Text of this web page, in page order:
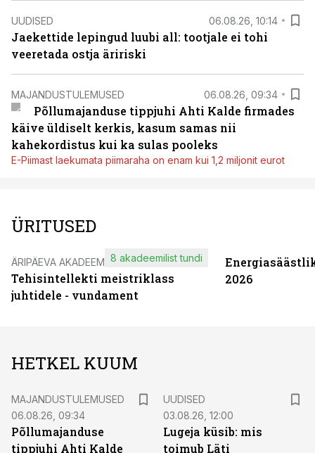
UUDISED 06.08.26, 10:14
Jaekettide lepingud luubi all: tootjale ei tohi
veeretada ostja äririski
MAJANDUSTULEMUSED 06.08.26, 09:34
Põllumajanduse tippjuhi Ahti Kalde firmades
käive üldiselt kerkis, kasum samas nii
kahekordistus kui ka sulas pooleks
E-Piimast laekumata piimaraha on enam kui 1,2 miljonit eurot
ÜRITUSED
ÄRIPÄEVA AKADEEMIA
Tehisintellekti meistriklass
juhtidele - vundament
8 akadeemilist tundi
2026
HETKEL KUUM
MAJANDUSTULEMUSED
06.08.26, 09:34
Põllumajanduse
tippjuhi Ahti Kalde
UUDISED
03.08.26, 12:00
Lugeja küsib: mis
toimub Läti